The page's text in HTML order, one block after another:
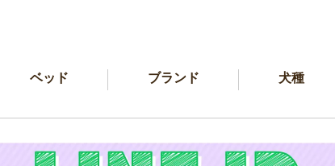
ベッド ブランド 犬種